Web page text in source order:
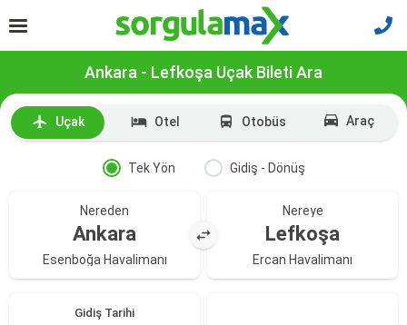
Ankara - Lefkoşa Uçak Bileti Ara
Uçak Otel Otobüs Araç
Tek Yön Gidiş - Dönüş
Nereden
Ankara
Esenboğa Havalimanı
Nereye
Lefkoşa
Ercan Havalimanı
Gidiş Tarihi